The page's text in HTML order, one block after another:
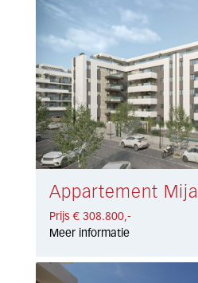
Prijs € 308.800,-
Meer informatie